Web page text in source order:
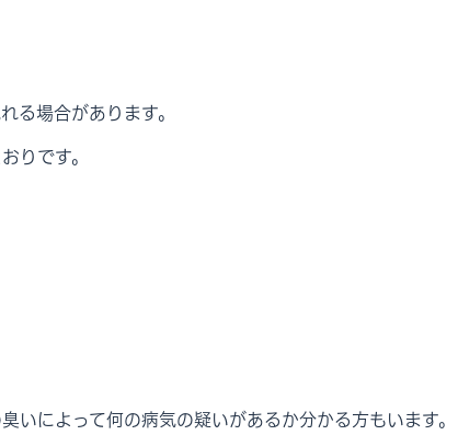
る場合があります。
りです。
いによって何の病気の疑いがあるか分かる方もいます。